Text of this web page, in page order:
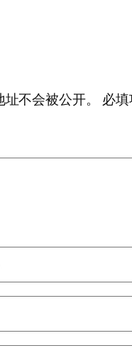
不会被公开。
必